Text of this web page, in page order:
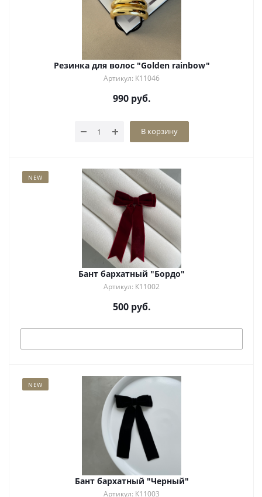
Резинка для волос "Golden rainbow"
Артикул: К11046
990руб.
В корзину
NEW
Бант бархатный "Бордо"
Артикул: К11002
500руб.
NEW
Бант бархатный "Черный"
Артикул: К11003